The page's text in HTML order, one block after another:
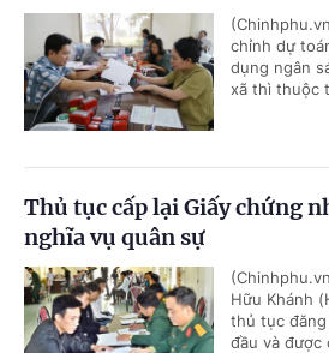
chỉnh dự
dụng ngân
xã thì thuộc
Thủ tục cấp lại Giấy chứng
nghĩa vụ quân sự
Hữu Khánh
thủ tục
đầu và được